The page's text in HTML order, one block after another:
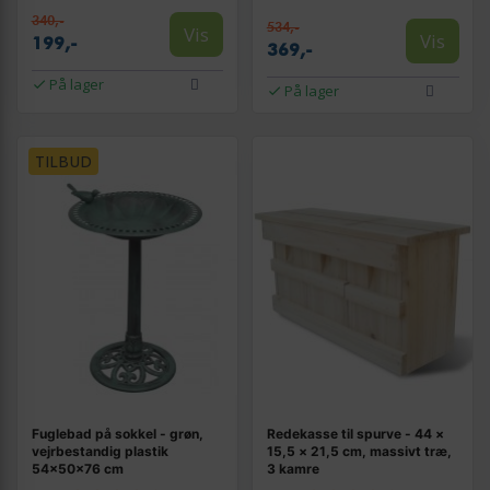
340,-
199,- Vis
På lager
534,-
369,- Vis
På lager
TILBUD
Fuglebad på sokkel - grøn,
vejrbestandig plastik
54×50×76 cm
Redekasse til spurve - 44 ×
15,5 × 21,5 cm, massivt træ,
3 kamre